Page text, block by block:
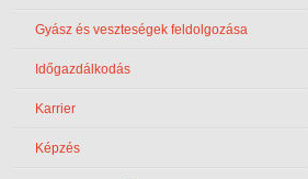
Gyász és veszteségek feldolgozása
Időgazdálkodás
Karrier
Képzés